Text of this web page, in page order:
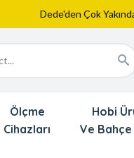
Web
Yeni Eklenen
Ölçme
Cihazları
Hobi
Ve